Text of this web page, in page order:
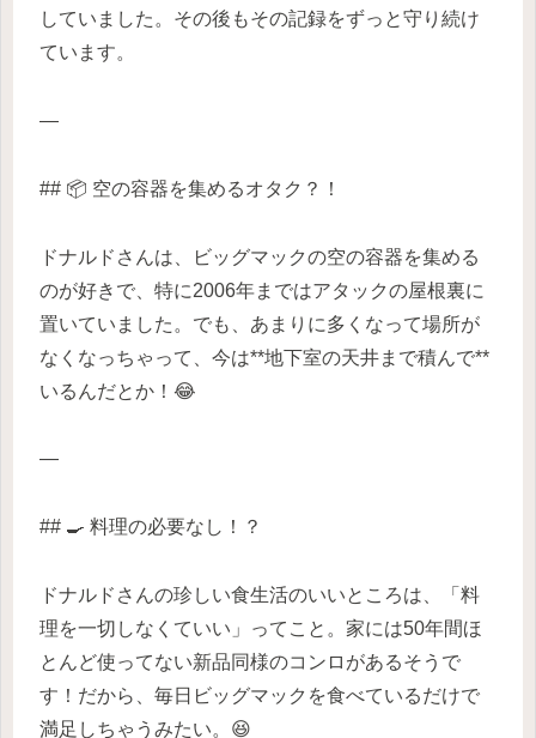
していました。その後もその記録をずっと守り続け
ています。
—
## 📦 空の容器を集めるオタク？！
ドナルドさんは、ビッグマックの空の容器を集める
のが好きで、特に2006年まではアタックの屋根裏に
置いていました。でも、あまりに多くなって場所が
なくなっちゃって、今は**地下室の天井まで積んで**
いるんだとか！😂
—
## 🍳 料理の必要なし！？
ドナルドさんの珍しい食生活のいいところは、「料
理を一切しなくていい」ってこと。家には50年間ほ
とんど使ってない新品同様のコンロがあるそうで
す！だから、毎日ビッグマックを食べているだけで
満足しちゃうみたい。😆